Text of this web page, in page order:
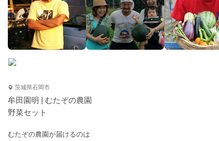
茨城県石岡市
牟田園明 | むたぞの農園
野菜セット
むたぞの農園が届けるのは